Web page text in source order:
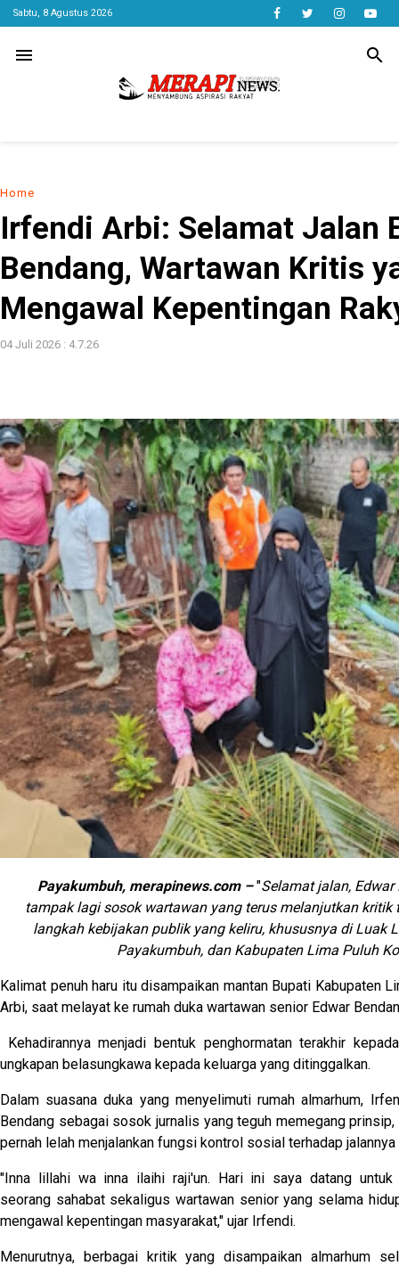
Sabtu, 8 Agustus 2026
menu search
Home
Irfendi Arbi: Selamat Jalan
Bendang, Wartawan Kritis
Mengawal Kepentingan
04 Juli 2026 : 4.7.26
Payakumbuh, merapinews.com –"Selamat jalan,
tampak lagi sosok wartawan yang terus melanjutkan kritik
langkah kebijakan publik yang keliru, khususnya di Luak
Payakumbuh, dan Kabupaten Lima Puluh
Kalimat penuh haru itu disampaikan mantan Bupati Kabupaten
Arbi, saat melayat ke rumah duka wartawan senior Edwar
Kehadirannya menjadi bentuk penghormatan terakhir
ungkapan belasungkawa kepada keluarga yang ditinggalkan.
Dalam suasana duka yang menyelimuti rumah almarhum,
Bendang sebagai sosok jurnalis yang teguh memegang
pernah lelah menjalankan fungsi kontrol sosial terhadap jalannya
"Inna lillahi wa inna ilaihi raji'un. Hari ini saya datang untuk
seorang sahabat sekaligus wartawan senior yang selama
mengawal kepentingan masyarakat," ujar Irfendi.
Menurutnya, berbagai kritik yang disampaikan almarhum